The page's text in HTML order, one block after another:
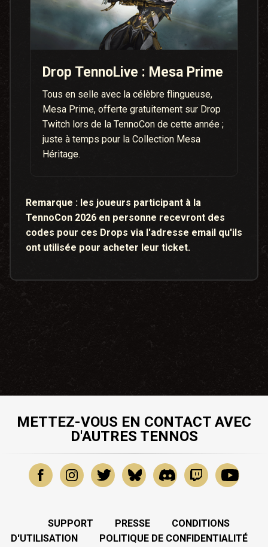
Drop TennoLive : Mesa Prime
Tous en selle avec la célèbre flingueuse,
Mesa Prime, offerte gratuitement sur Drop
Twitch lors de la TennoCon de cette année ;
juste à temps pour la Collection Mesa
Héritage.
Remarque : les joueurs participant à la
TennoCon 2026 en personne recevront des
codes pour ces Drops via l'adresse email qu'ils
ont utilisée pour acheter leur ticket.
METTEZ-VOUS EN CONTACT AVEC
D'AUTRES TENNOS
SUPPORT PRESSE
CONDITIONS
D'UTILISATION
POLITIQUE DE CONFIDENTIALITÉ